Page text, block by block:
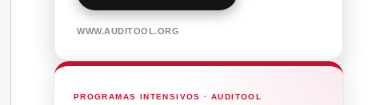
WWW.AUDITOOL.ORG
PROGRAMAS INTENSIVOS · AUDITOOL